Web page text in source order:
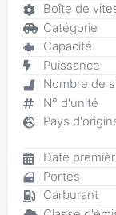
Boîte de
Catégorie
Capacité
Puissance
Nombre de
N° d'unité
Pays
Date
Portes
Carburant